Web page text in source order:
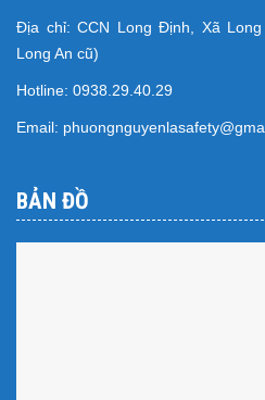
Địa chỉ: CCN Long Định, Xã
Long An cũ)
Hotline: 0938.29.40.29
Email:
BẢN ĐỒ